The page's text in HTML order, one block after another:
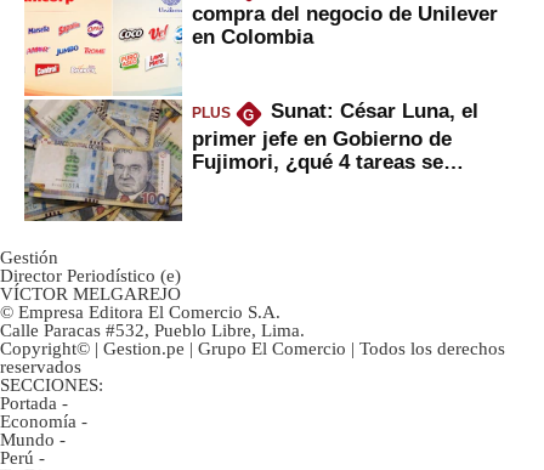
compra del negocio de Unilever
en Colombia
PLUS G
Sunat: César Luna, el
primer jefe en Gobierno de
Fujimori, ¿qué 4 tareas se
Gestión
Director Periodístico (e)
VÍCTOR MELGAREJO
© Empresa Editora El Comercio S.A.
Calle Paracas #532, Pueblo Libre, Lima.
Copyright© | Gestion.pe | Grupo El Comercio | Todos los derechos
reservados
SECCIONES:
Portada -
Economía -
Mundo -
Perú -